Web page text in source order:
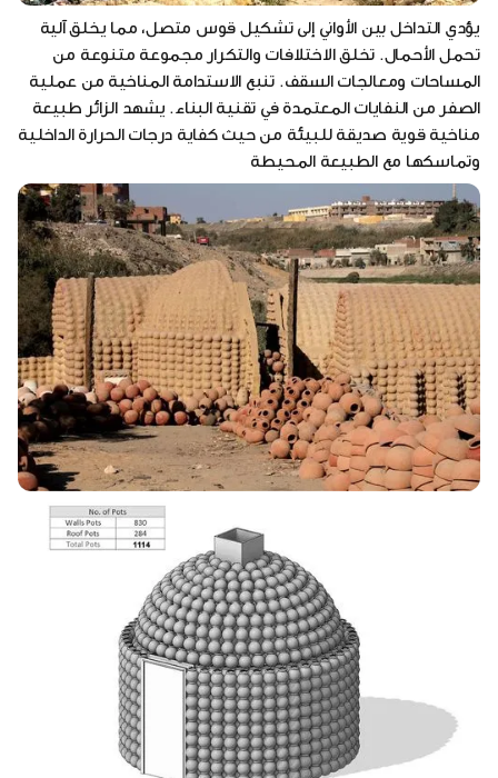
يؤدي التداخل بين الأواني إلى تشكيل قوس متصل، مما يخلق آلية
تحمل الأحمال. تخلق الاختلافات والتكرار مجموعة متنوعة من
المساحات ومعالجات السقف. تنبع الاستدامة المناخية من عملية
الصفر من النفايات المعتمدة في تقنية البناء. يشهد الزائر طبيعة
مناخية قوية صديقة للبيئة من حيث كفاية درجات الحرارة الداخلية
وتماسكها مع الطبيعة المحيطة